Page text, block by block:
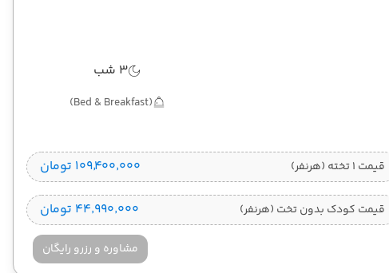
3 شب
(Bed & Breakfast)
قیمت 1 تخته (هرنفر) ۱۰۹٬۴۰۰٬۰۰۰ تومان
قیمت کودک بدون تخت (هرنفر) ۴۴٬۹۹۰٬۰۰۰ تومان
مشاوره و رزرو رایگان